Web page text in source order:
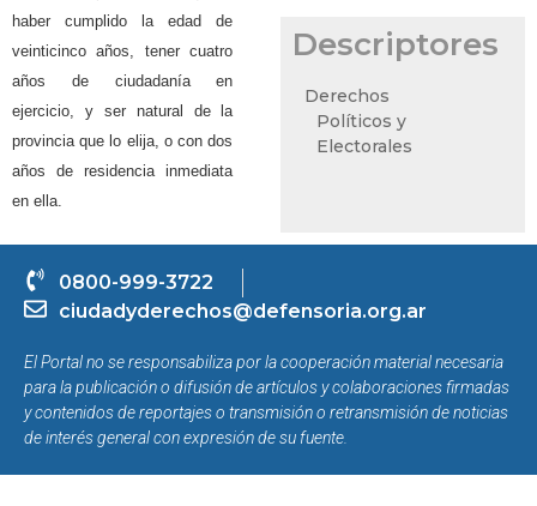
haber cumplido la edad de
veinticinco años, tener cuatro
años de ciudadanía en
ejercicio, y ser natural de la
provincia que lo elija, o con dos
años de residencia inmediata
en ella.
Descriptores
Derechos
Políticos y
Electorales
0800-999-3722
ciudadyderechos@defensoria.org.ar
El Portal no se responsabiliza por la cooperación material necesaria
para la publicación o difusión de artículos y colaboraciones firmadas
y contenidos de reportajes o transmisión o retransmisión de noticias
de interés general con expresión de su fuente.